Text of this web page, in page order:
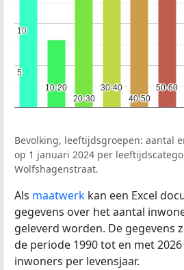
10-20
10-20
20-30
20-30
30-40
30-40
40-50
40-50
50-60
50-60
5
5
10
10
Bevolking, leeftijdsgroepen: aantal
op 1 januari 2024 per
Wolfshagenstraat.
Als maatwerk kan een Excel
gegevens over het aantal
geleverd worden. De gegevens
de periode 1990 tot en met
inwoners per levensjaar.